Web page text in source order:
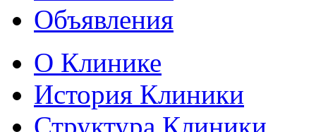
Объявления
О Клинике
История Клиники